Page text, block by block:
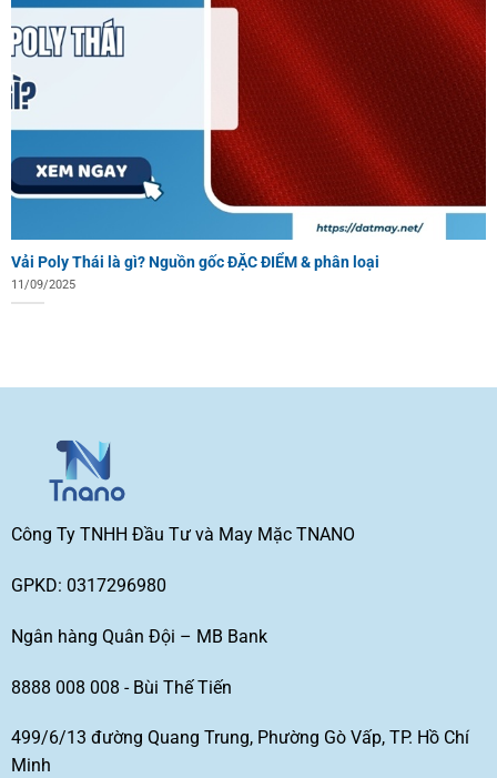
Vải Poly Thái là gì? Nguồn gốc ĐẶC ĐIỂM & phân loại
11/09/2025
Công Ty TNHH Đầu Tư và May Mặc TNANO
GPKD: 0317296980
Ngân hàng Quân Đội – MB Bank
8888 008 008 - Bùi Thế Tiến
499/6/13 đường Quang Trung, Phường Gò Vấp, TP. Hồ Chí
Minh